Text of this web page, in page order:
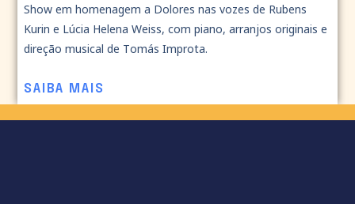
Show em homenagem a Dolores nas vozes de Rubens
Kurin e Lúcia Helena Weiss, com piano, arranjos originais e
direção musical de Tomás Improta.
SAIBA MAIS